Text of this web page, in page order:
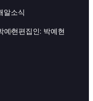
알소식
예현편집인: 박예현